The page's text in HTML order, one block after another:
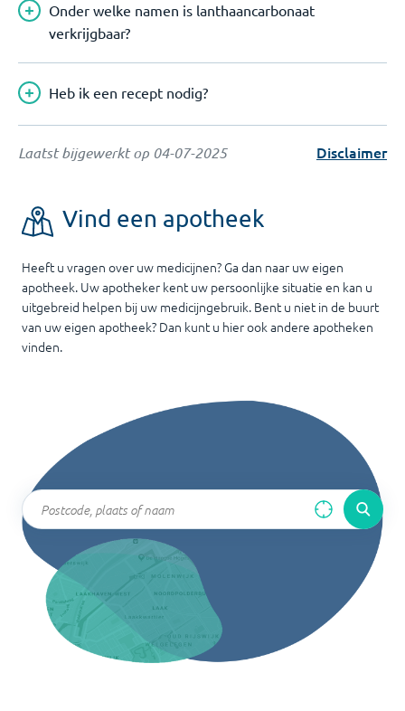
Onder welke namen is lanthaancarbonaat
verkrijgbaar?
Heb ik een recept nodig?
Laatst bijgewerkt op 04-07-2025 Disclaimer
Vind een apotheek
Heeft u vragen over uw medicijnen? Ga dan naar uw eigen
apotheek. Uw apotheker kent uw persoonlijke situatie en kan u
uitgebreid helpen bij uw medicijngebruik. Bent u niet in de buurt
van uw eigen apotheek? Dan kunt u hier ook andere apotheken
vinden.